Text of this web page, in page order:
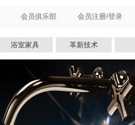
会员俱乐部 会员注册/登录
浴室家具 革新技术